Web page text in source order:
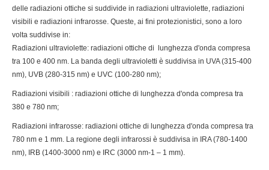
delle radiazioni ottiche si suddivide in radiazioni ultraviolette, radiazioni
visibili e radiazioni infrarosse. Queste, ai fini protezionistici, sono a loro
volta suddivise in:
Radiazioni ultraviolette: radiazioni ottiche di lunghezza d'onda compresa
tra 100 e 400 nm. La banda degli ultravioletti è suddivisa in UVA (315-400
nm), UVB (280-315 nm) e UVC (100-280 nm);
Radiazioni visibili : radiazioni ottiche di lunghezza d'onda compresa tra
380 e 780 nm;
Radiazioni infrarosse: radiazioni ottiche di lunghezza d'onda compresa tra
780 nm e 1 mm. La regione degli infrarossi è suddivisa in IRA (780-1400
nm), IRB (1400-3000 nm) e IRC (3000 nm-1 – 1 mm).